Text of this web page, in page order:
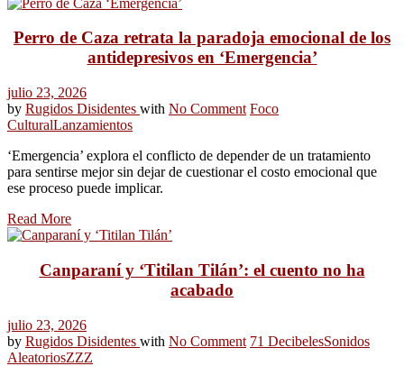
Perro de Caza retrata la paradoja emocional de los
antidepresivos en ‘Emergencia’
julio 23, 2026
by Rugidos Disidentes with No Comment Foco
CulturalLanzamientos
‘Emergencia’ explora el conflicto de depender de un tratamiento
para sentirse mejor sin dejar de cuestionar el costo emocional que
ese proceso puede implicar.
Read More
Canparaní y ‘Titilan Tilán’: el cuento no ha
acabado
julio 23, 2026
by Rugidos Disidentes with No Comment 71 DecibelesSonidos
AleatoriosZZZ